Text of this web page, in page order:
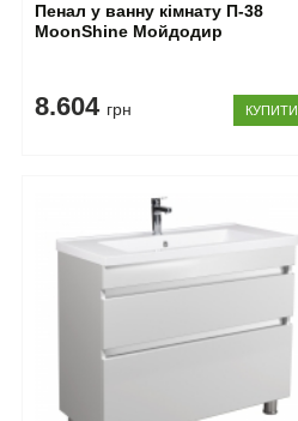
Пенал у ванну кімнату П-38
MoonShine Мойдодир
8.604 грн КУПИТИ